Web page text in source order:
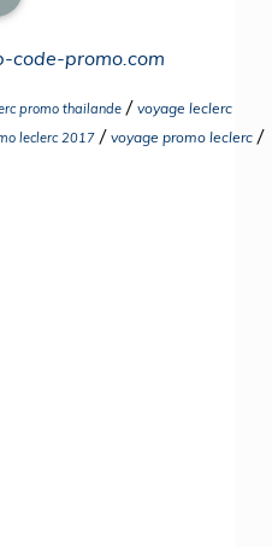
code-promo.com
promo thailande / voyage leclerc
leclerc 2017 / voyage promo leclerc /